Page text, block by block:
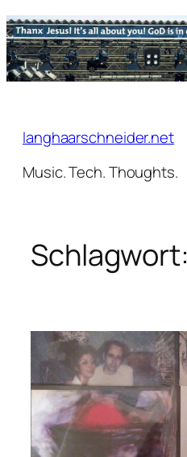
Zum
Inhalt
springen
langhaarschneider.net
Music. Tech. Thoughts.
Schlagwort: